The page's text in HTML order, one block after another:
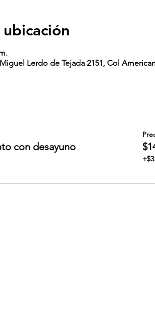
Lerdo de Tejada 2151, Col
con desayuno